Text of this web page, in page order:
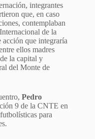
integrantes
que, en caso
contemplaban
de la
que integraría
ellos madres
la capital y
del Monte de
Pedro
9 de la CNTE en
para